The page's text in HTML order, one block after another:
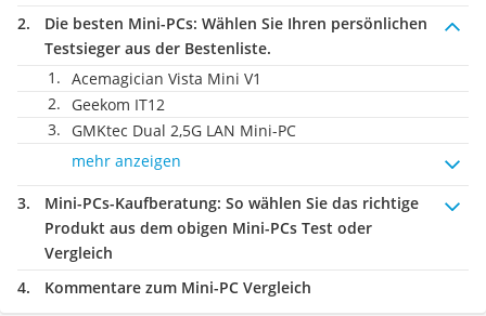
Die besten Mini-PCs: Wählen Sie Ihren persönlichen
Testsieger aus der Bestenliste.
Acemagician Vista Mini V1
Geekom IT12
GMKtec Dual 2,5G LAN Mini-PC
mehr anzeigen
Mini-PCs-Kaufberatung: So wählen Sie das richtige
Produkt aus dem obigen Mini-PCs Test oder
Vergleich
Kommentare zum Mini-PC Vergleich